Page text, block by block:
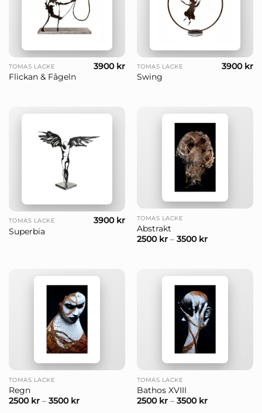
TOMAS LACKE
Flickan & Fågeln
3900 kr TOMAS LACKE
Swing
3900 kr
TOMAS LACKE
Superbia
3900 kr TOMAS LACKE
Abstrakt
2500 kr– 3500 kr
TOMAS LACKE
Regn
2500 kr– 3500 kr
TOMAS LACKE
Bathos XVIII
2500 kr– 3500 kr